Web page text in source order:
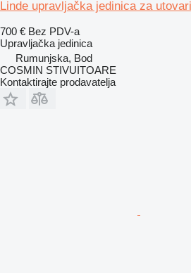
Linde upravljačka jedinica za
700 € Bez PDV-a
Upravljačka jedinica
Rumunjska, Bod
COSMIN STIVUITOARE
Kontaktirajte prodavatelja